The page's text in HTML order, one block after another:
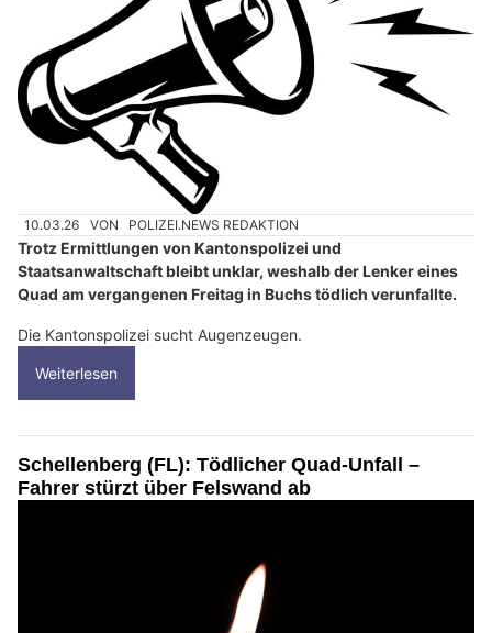
10.03.26 VON POLIZEI.NEWS REDAKTION
Trotz Ermittlungen von Kantonspolizei und
Staatsanwaltschaft bleibt unklar, weshalb der Lenker eines
Quad am vergangenen Freitag in Buchs tödlich verunfallte.
Die Kantonspolizei sucht Augenzeugen.
Weiterlesen
Schellenberg (FL): Tödlicher Quad-Unfall –
Fahrer stürzt über Felswand ab